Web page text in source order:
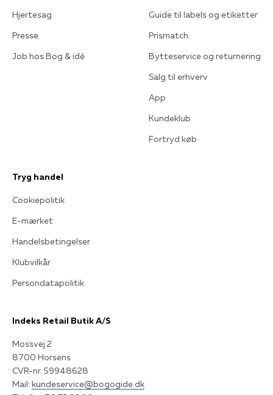
Hjertesag
Presse
Job hos Bog & idé
Guide til labels og etiketter
Prismatch
Bytteservice og returnering
Salg til erhverv
App
Kundeklub
Fortryd køb
Tryg handel
Cookiepolitik
E-mærket
Handelsbetingelser
Klubvilkår
Persondatapolitik
Indeks Retail Butik A/S
Mossvej 2
8700 Horsens
CVR-nr. 59948628
Mail: kundeservice@bogogide.dk